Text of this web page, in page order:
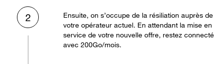
2
Ensuite, on s’occupe de la résiliation auprès de
votre opérateur actuel. En attendant la mise en
service de votre nouvelle offre, restez connecté
avec 200Go/mois.